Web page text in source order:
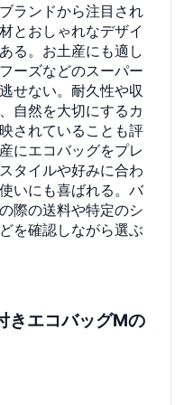
ランドから注目され
とおしゃれなデザイ
る。お土産にも適し
ーズなどのスーパー
せない。耐久性や収
自然を大切にするカ
されていることも評
にエコバッグをプレ
タイルや好みに合わ
いにも喜ばれる。バ
際の送料や特定のシ
を確認しながら選ぶ
きエコバッグMの